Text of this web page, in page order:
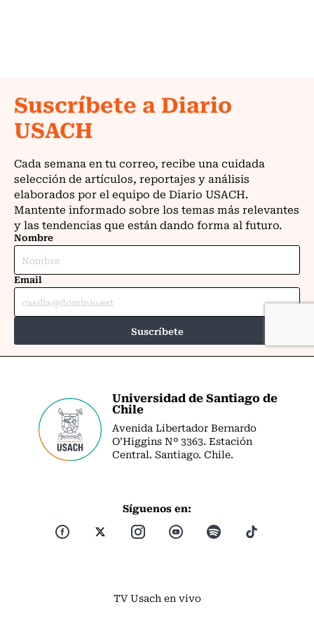
Universidad de Santiago de
Chile
Avenida Libertador Bernardo
O’Higgins Nº 3363. Estación
Central. Santiago. Chile.
Síguenos en:
TV Usach en vivo